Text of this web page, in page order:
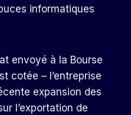
informatiques
envoyé à la Bourse
cotée – l’entreprise
expansion des
l’exportation de